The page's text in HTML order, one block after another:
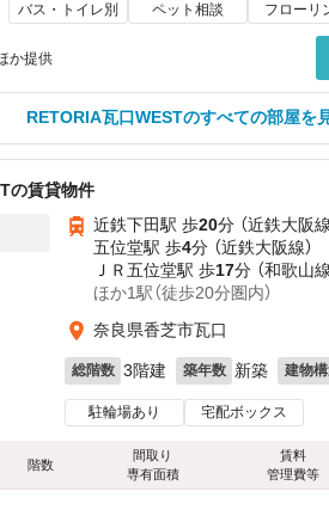
バス・トイレ別 ペット相談 フローリ
か提供
RETORIA瓦口WESTのすべての部屋を
の賃貸物件
近鉄下田駅 歩20分 （近鉄大阪線
五位堂駅 歩4分 （近鉄大阪線）
ＪＲ五位堂駅 歩17分 （和歌山線
ほか1駅（徒歩20分圏内）
奈良県香芝市瓦口
総階数 3階建 築年数 新築 建物
駐輪場あり 宅配ボックス
階数
間取り
専有面積
賃料
管理費等